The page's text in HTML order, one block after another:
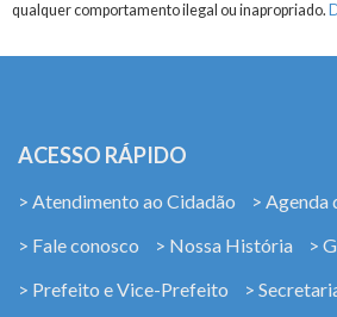
qualquer comportamento ilegal ou inapropriado.
ACESSO RÁPIDO
> Atendimento ao Cidadão
> Agenda
> Fale conosco
> Nossa História
>
> Prefeito e Vice-Prefeito
>